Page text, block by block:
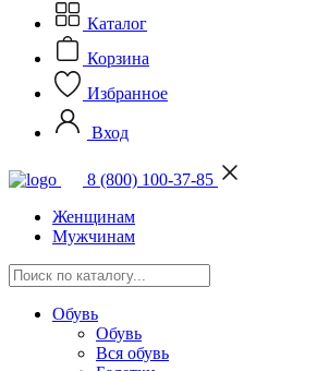
Каталог
Корзина
Избранное
Вход
8 (800) 100-37-85
Женщинам
Мужчинам
Обувь
Обувь
Вся обувь